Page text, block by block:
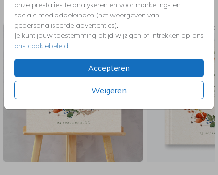
onze prestaties te analyseren en voor marketing- en
sociale mediadoeleinden (het weergeven van
gepersonaliseerde advertenties).
Je kunt jouw toestemming altijd wijzigen of intrekken op ons
ons cookiebeleid.
Accepteren
Weigeren
Nog meer in deze stijl voor jou
BRUILOFTSBORD